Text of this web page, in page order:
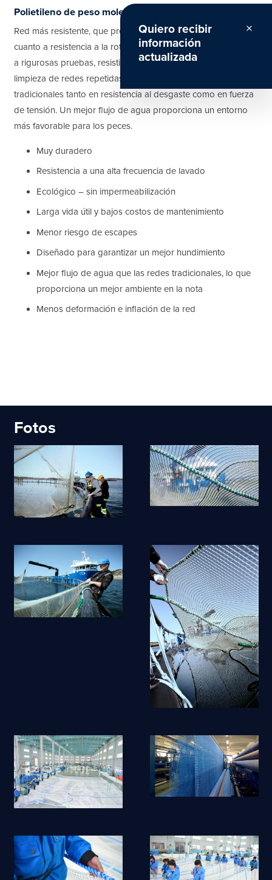
Polietileno de peso molecular ultraalto
Red más resistente, que presenta excelentes propiedades en
cuanto a resistencia a la rotura y desgaste. Ha sido sometida
a rigurosas pruebas, resistiendo condiciones de alta tensión y
limpieza de redes repetidas, superando a las redes
tradicionales tanto en resistencia al desgaste como en fuerza
de tensión. Un mejor flujo de agua proporciona un entorno
más favorable para los peces.
Muy duradero
Resistencia a una alta frecuencia de lavado
Ecológico – ​sin impermeabilización
Larga vida útil y bajos costos de mantenimiento
Menor riesgo de escapes
Diseñado para garantizar un mejor hundimiento
Mejor flujo de agua que las redes tradicionales, lo que
proporciona un mejor ambiente en la nota
Menos deformación e inflación de la red
Fotos
Quiero recibir
información
actualizada
close